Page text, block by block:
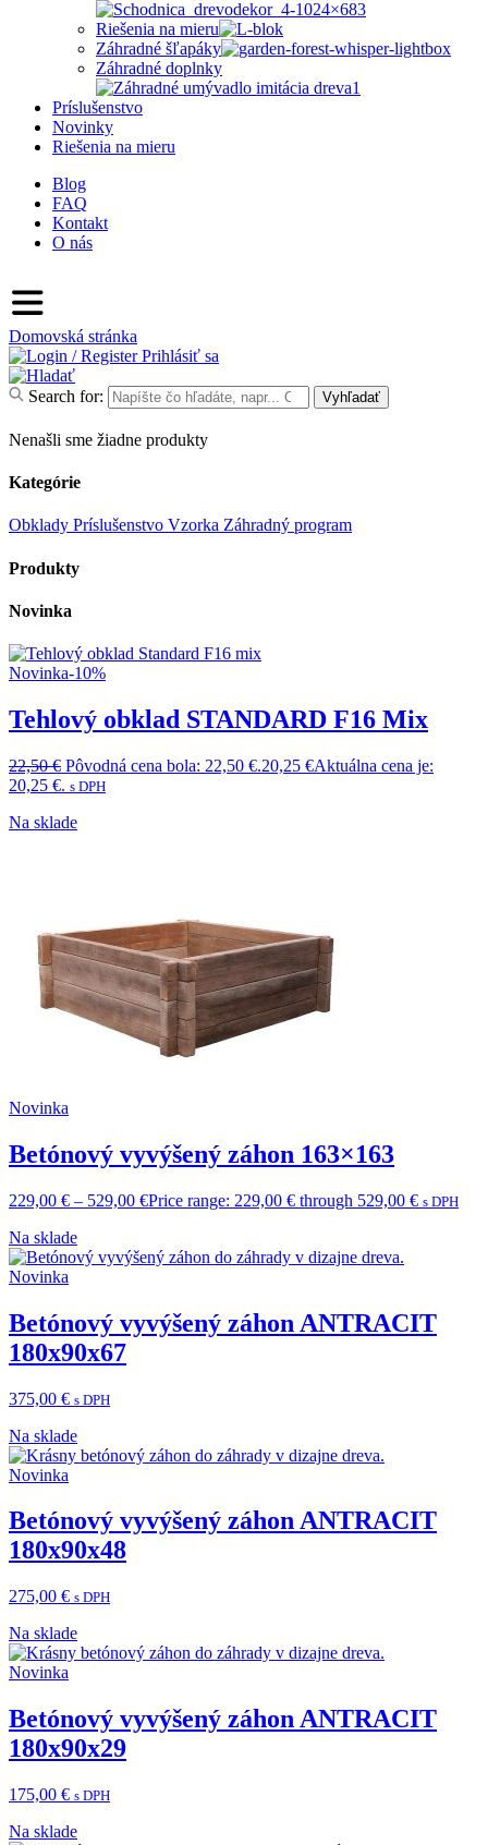
Riešenia na mieru
Záhradné šľapáky
Záhradné doplnky
Príslušenstvo
Novinky
Riešenia na mieru
Blog
FAQ
Kontakt
O nás
Domovská stránka
Prihlásiť sa
Search for: Vyhľadať
Nenašli sme žiadne produkty
Kategórie
Obklady Príslušenstvo Vzorka Záhradný program
Produkty
Novinka
Novinka-10%
Tehlový obklad STANDARD F16 Mix
22,50€ Pôvodná cena bola: 22,50 €.20,25 €Aktuálna cena je:
20,25 €. s DPH
Na sklade
Novinka
Betónový vyvýšený záhon 163×163
229,00 € – 529,00 €Price range: 229,00 € through 529,00 € s DPH
Na sklade
Novinka
Betónový vyvýšený záhon ANTRACIT
180x90x67
375,00 € s DPH
Na sklade
Novinka
Betónový vyvýšený záhon ANTRACIT
180x90x48
275,00 € s DPH
Na sklade
Novinka
Betónový vyvýšený záhon ANTRACIT
180x90x29
175,00 € s DPH
Na sklade